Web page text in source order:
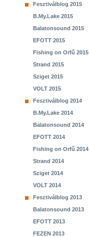
Fesztiválblog 2015
B.My.Lake 2015
Balatonsound 2015
EFOTT 2015
Fishing on Orfű 2015
Strand 2015
Sziget 2015
VOLT 2015
Fesztiválblog 2014
B.My.Lake 2014
Balatonsound 2014
EFOTT 2014
Fishing on Orfű 2014
Strand 2014
Sziget 2014
VOLT 2014
Fesztiválblog 2013
Balatonsound 2013
EFOTT 2013
FEZEN 2013